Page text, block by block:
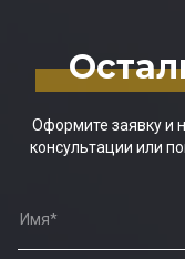
Оформите заявку и
консультации или